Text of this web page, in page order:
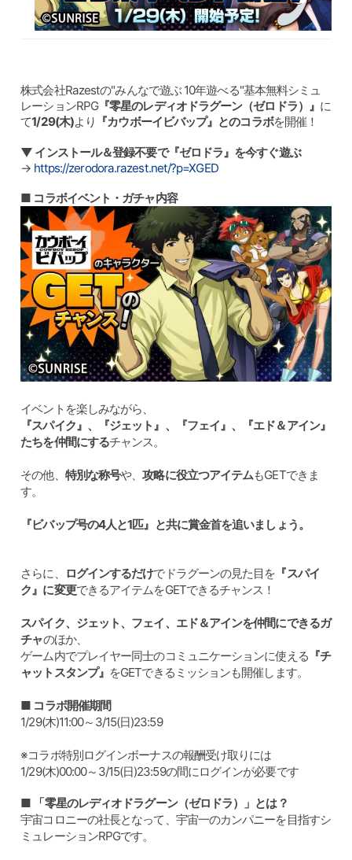
株式会社Razestの"みんなで遊ぶ 10年遊べる"基本無料シミュ
レーションRPG『零星のレディオドラグーン（ゼロドラ）』 に
て1/29(木)より 『カウボーイビバップ』とのコラボを開催！
▼ インストール＆登録不要で『ゼロドラ』を今すぐ遊ぶ
→ https://zerodora.razest.net/?p=XGED
■ コラボイベント・ガチャ内容
イベントを楽しみながら、
『スパイク』、『ジェット』、『フェイ』、『エド＆アイン』
たちを仲間にするチャンス。
その他、 特別な称号や、攻略に役立つアイテムもGETできま
す。
『ビバップ号の4人と1匹』と共に賞金首を追いましょう。
さらに、 ログインするだけでドラグーンの見た目を 『スパイ
ク』に変更できるアイテムをGETできるチャンス！
スパイク、ジェット、フェイ、エド＆アインを仲間にできるガ
チャのほか、
ゲーム内でプレイヤー同士のコミュニケーションに使える 『チ
ャットスタンプ』 をGETできるミッションも開催します。
■ コラボ開催期間
1/29(木)11:00～3/15(日)23:59
※コラボ特別ログインボーナスの報酬受け取りには
1/29(木)00:00～3/15(日)23:59の間にログインが必要です
■ 「零星のレディオドラグーン（ゼロドラ）」とは？
宇宙コロニーの社長となって、宇宙一のカンパニーを目指すシ
ミュレーションRPGです。